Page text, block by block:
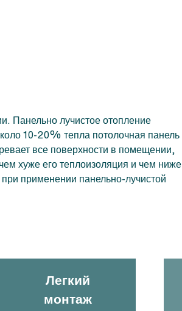
Панельно лучистое отопление
10-20% тепла потолочная панель
все поверхности в помещении,
хуже его теплоизоляция и чем ниже
применении панельно-лучистой
Легкий
монтаж